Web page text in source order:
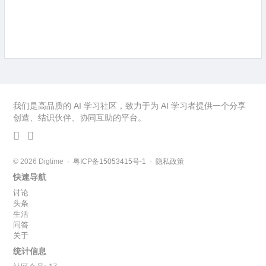
我们是高品质的 AI 学习社区，致力于为 AI 学习者提供一个分享
创造、结识伙伴、协同互助的平台。
© 2026 Digtime · 粤ICP备15053415号-1 · 隐私政策
快速导航
讨论
头条
生活
问答
关于
统计信息